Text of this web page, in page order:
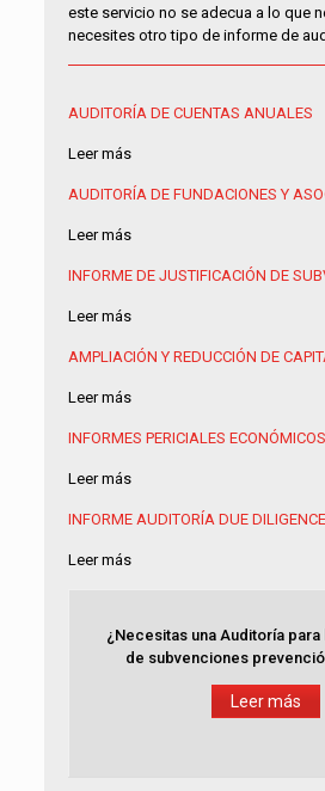
este servicio no se adecua a lo que
necesites otro tipo de informe de
AUDITORÍA DE CUENTAS ANUALES
Leer más
AUDITORÍA DE FUNDACIONES Y
Leer más
INFORME DE JUSTIFICACIÓN DE
Leer más
AMPLIACIÓN Y REDUCCIÓN DE
Leer más
INFORMES PERICIALES ECONÓMICOS
Leer más
INFORME AUDITORÍA DUE DILIGENCE
Leer más
¿Necesitas una Auditoría
de subvenciones
Leer más